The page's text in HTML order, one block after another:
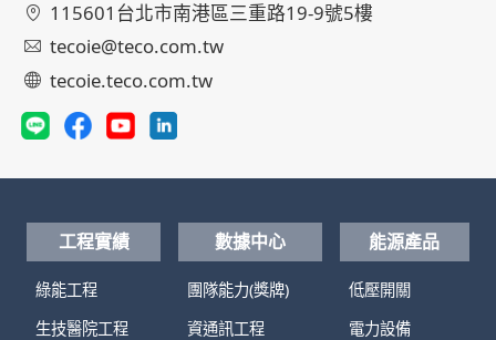
115601台北市南港區三重路19-9號5樓
tecoie@teco.com.tw
tecoie.teco.com.tw
工程實績
綠能工程
生技醫院工程
數據中心
團隊能力(獎牌)
資通訊工程
能源產品
低壓開關
電力設備